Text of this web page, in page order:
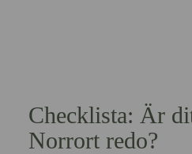
Checklista: Är
Norrort redo?